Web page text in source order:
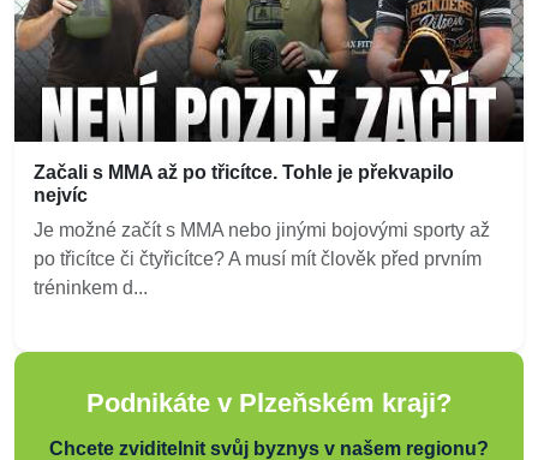
Začali s MMA až po třicítce. Tohle je překvapilo
nejvíc
Je možné začít s MMA nebo jinými bojovými sporty až
po třicítce či čtyřicítce? A musí mít člověk před prvním
tréninkem d...
Podnikáte v Plzeňském kraji?
Chcete zviditelnit svůj byznys v našem regionu?